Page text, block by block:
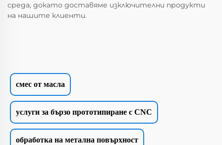
среда, докато доставяме изключителни продукти
на нашите клиенти.
смес от масла
услуги за бързо прототипиране с CNC
обработка на метална повърхност